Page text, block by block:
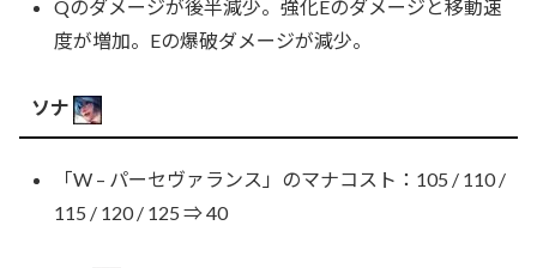
Qのダメージが後半減少。強化Eのダメージと移動速
度が増加。Eの爆破ダメージが減少。
ソナ
「W – パーセヴァランス」のマナコスト：105 / 110 /
115 / 120 / 125 ⇒ 40